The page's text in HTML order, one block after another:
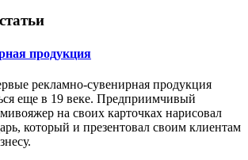
продукция
рекламно-сувенирная продукция
еще в 19 веке. Предприимчивый
на своих карточках нарисовал
который и презентовал своим клиентам